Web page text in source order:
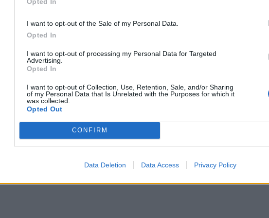
I want to opt-out of the Sale of my Personal Data.
Opted In
I want to opt-out of processing my Personal Data for Targeted
Advertising.
Opted In
I want to opt-out of Collection, Use, Retention, Sale, and/or Sharing
of my Personal Data that Is Unrelated with the Purposes for which it
was collected.
Opted Out
CONFIRM
Data Deletion Data Access Privacy Policy